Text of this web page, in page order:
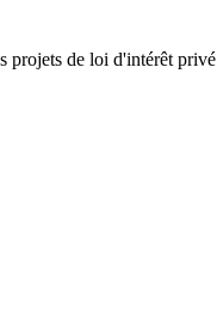
projets de loi d'intérêt privé